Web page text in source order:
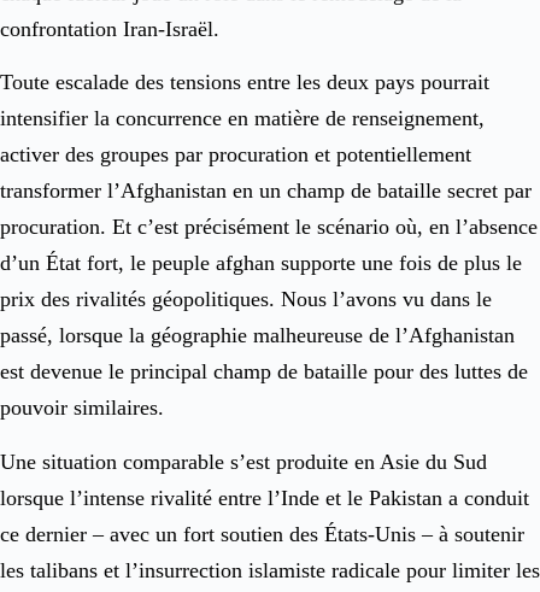
confrontation Iran-Israël.
Toute escalade des tensions entre les deux pays pourrait
intensifier la concurrence en matière de renseignement,
activer des groupes par procuration et potentiellement
transformer l’Afghanistan en un champ de bataille secret par
procuration. Et c’est précisément le scénario où, en l’absence
d’un État fort, le peuple afghan supporte une fois de plus le
prix des rivalités géopolitiques. Nous l’avons vu dans le
passé, lorsque la géographie malheureuse de l’Afghanistan
est devenue le principal champ de bataille pour des luttes de
pouvoir similaires.
Une situation comparable s’est produite en Asie du Sud
lorsque l’intense rivalité entre l’Inde et le Pakistan a conduit
ce dernier – avec un fort soutien des États-Unis – à soutenir
les talibans et l’insurrection islamiste radicale pour limiter les